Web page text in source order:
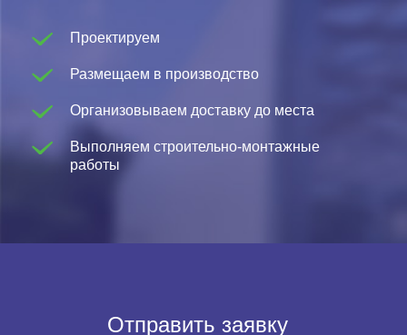
Проектируем
Размещаем в производство
Организовываем доставку до места
Выполняем строительно-монтажные
работы
Отправить заявку